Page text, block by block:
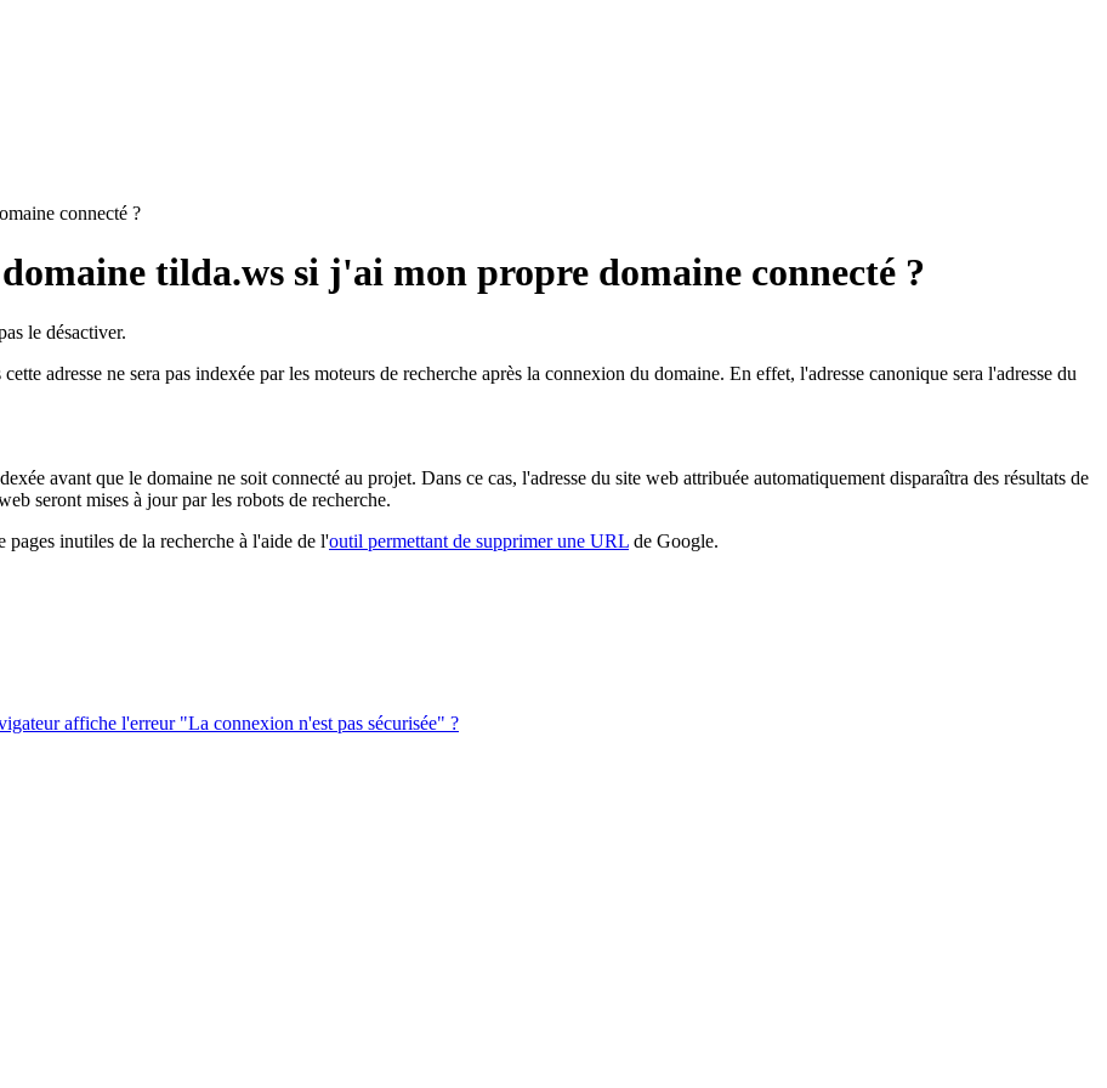
connecté ?
tilda.ws si j'ai mon propre domaine connecté ?
le désactiver.
adresse ne sera pas indexée par les moteurs de recherche après la connexion du domaine. En effet, l'adresse canonique sera l'adresse du
avant que le domaine ne soit connecté au projet. Dans ce cas, l'adresse du site web attribuée automatiquement disparaîtra des résultats de
seront mises à jour par les robots de recherche.
pages inutiles de la recherche à l'aide de l'outil permettant de supprimer une URL de Google.
affiche l'erreur "La connexion n'est pas sécurisée" ?